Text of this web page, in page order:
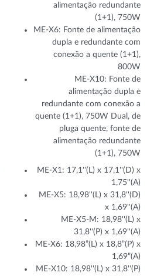
alimentação redundante
(1+1), 750W
ME-X6: Fonte de alimentação
dupla e redundante com
conexão a quente (1+1),
800W
ME-X10: Fonte de
alimentação dupla e
redundante com conexão a
quente (1+1), 750W Dual, de
pluga quente, fonte de
alimentação redundante
(1+1), 750W
ME-X1: 17,1''(L) x 17,1''(D) x
1,75''(A)
ME-X5: 18,98''(L) x 31,8''(D)
x 1,69''(A)
ME-X5-M: 18,98''(L) x
31,8''(P) x 1,69''(A)
ME-X6: 18,98”(L) x 18,8”(P) x
1,69”(A)
ME-X10: 18,98''(L) x 31,8''(P)